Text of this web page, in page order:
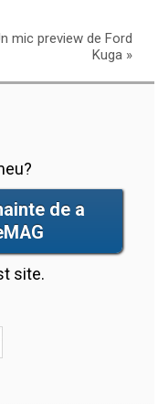
mic preview de Ford
Kuga »
de a
site.